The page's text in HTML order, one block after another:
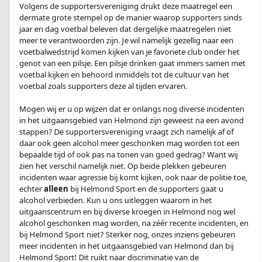
Volgens de supportersvereniging drukt deze maatregel een
dermate grote stempel op de manier waarop supporters sinds
jaar en dag voetbal beleven dat dergelijke maatregelen niet
meer te verantwoorden zijn. Je wil namelijk gezellig naar een
voetbalwedstrijd komen kijken van je favoriete club onder het
genot van een pilsje. Een pilsje drinken gaat immers samen met
voetbal kijken en behoord inmiddels tot de cultuur van het
voetbal zoals supporters deze al tijden ervaren.
Mogen wij er u op wijzen dat er onlangs nog diverse incidenten
in het uitgaansgebied van Helmond zijn geweest na een avond
stappen? De supportersvereniging vraagt zich namelijk af of
daar ook geen alcohol meer geschonken mag worden tot een
bepaalde tijd of ook pas na tonen van goed gedrag? Want wij
zien het verschil namelijk niet. Op beide plekken gebeuren
incidenten waar agressie bij komt kijken, ook naar de politie toe,
echteralleen bij Helmond Sport en de supporters gaat u
alcohol verbieden. Kun u ons uitleggen waarom in het
uitgaanscentrum en bij diverse kroegen in Helmond nog wel
alcohol geschonken mag worden, na zéér recente incidenten, en
bij Helmond Sport niet? Sterker nog, onzes inziens gebeuren
meer incidenten in het uitgaansgebied van Helmond dan bij
Helmond Sport! Dit ruikt naar discriminatie van de